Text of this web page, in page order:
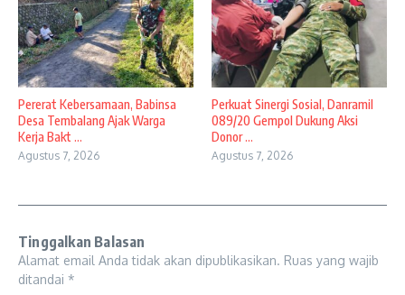
Pererat Kebersamaan, Babinsa
Desa Tembalang Ajak Warga
Kerja Bakt ...
Agustus 7, 2026
Perkuat Sinergi Sosial, Danramil
089/20 Gempol Dukung Aksi
Donor ...
Agustus 7, 2026
Tinggalkan Balasan
Alamat email Anda tidak akan dipublikasikan. Ruas yang wajib
ditandai *